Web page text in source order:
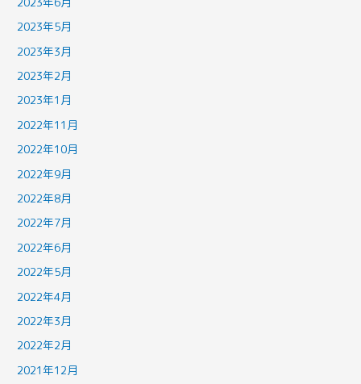
2023年5月
2023年3月
2023年2月
2023年1月
2022年11月
2022年10月
2022年9月
2022年8月
2022年7月
2022年6月
2022年5月
2022年4月
2022年3月
2022年2月
2021年12月